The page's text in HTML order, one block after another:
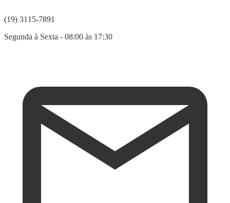
(19) 3115-7891
Segunda à Sexta - 08:00 às 17:30